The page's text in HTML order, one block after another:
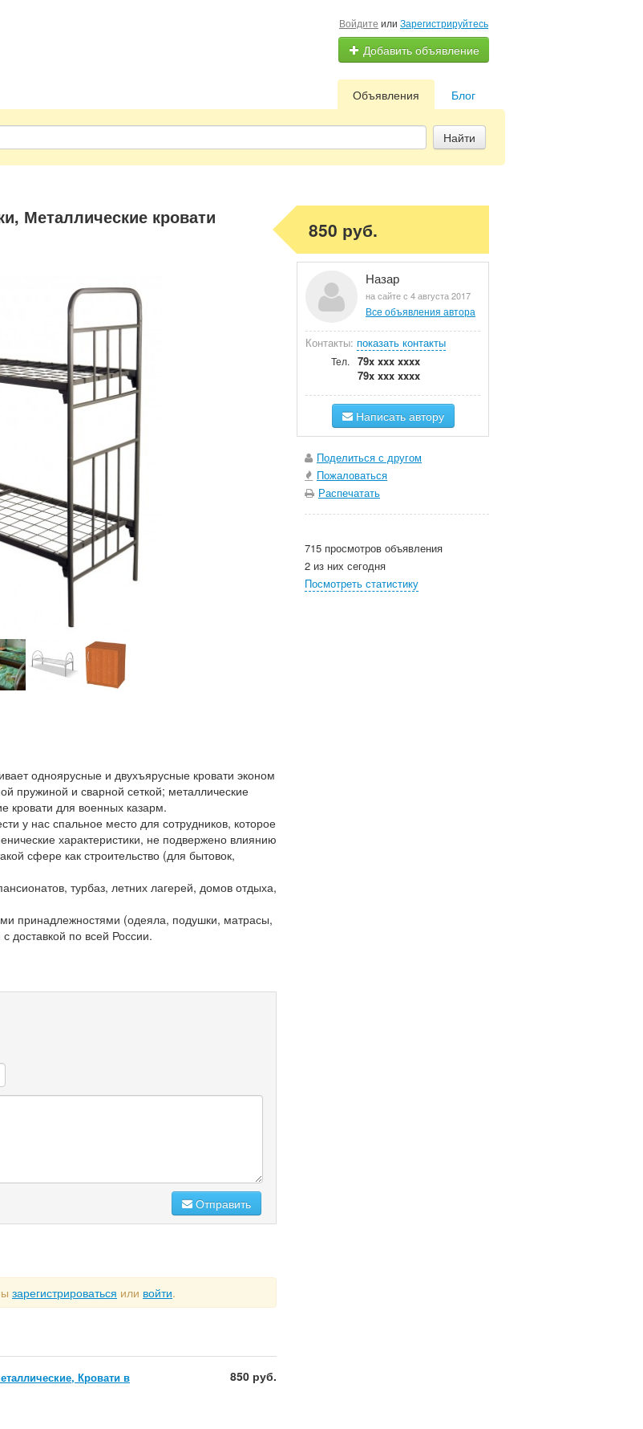
Войдите или Зарегистрируйтесь
Добавить объявление
Блог
Объявления
Найти
Металлические кровати
одноярусные и двухъярусные кровати эконом
пружиной и сварной сеткой; металлические
кровати для военных казарм.
у нас спальное место для сотрудников, которое
характеристики, не подвержено влиянию
сфере как строительство (для бытовок,
турбаз, летних лагерей, домов отдыха,
принадлежностями (одеяла, подушки, матрасы,
доставкой по всей России.
Отправить
зарегистрироваться или войти.
Кровати в
850 руб.
850 руб.
Назар
на сайте с 4 августа 2017
Все объявления автора
Контакты: показать контакты
Тел.
79x xxx xxxx
79x xxx xxxx
Написать автору
Поделиться с другом
Пожаловаться
Распечатать
715 просмотров объявления
2 из них сегодня
Посмотреть статистику